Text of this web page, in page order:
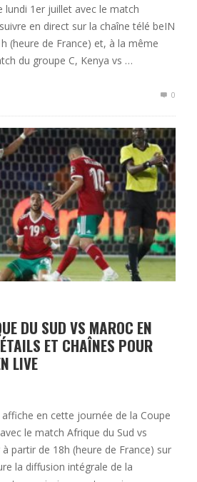
lundi 1er juillet avec le match
en direct sur la chaîne télé beIN
(heure de France) et, à la même
du groupe C, Kenya vs …
0
DU SUD VS MAROC EN
ET CHAÎNES POUR
LIVE
en cette journée de la Coupe
le match Afrique du Sud vs
partir de 18h (heure de France) sur
la diffusion intégrale de la